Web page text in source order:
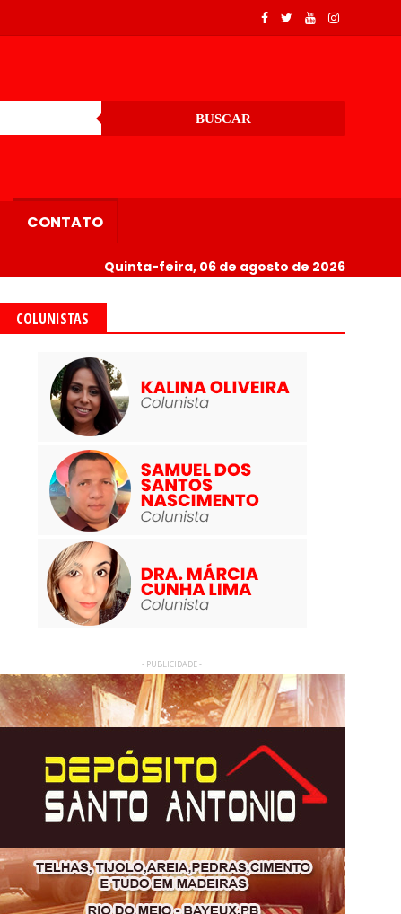
BUSCAR
CONTATO
Quinta-feira, 06 de agosto de 2026
COLUNISTAS
- PUBLICIDADE -